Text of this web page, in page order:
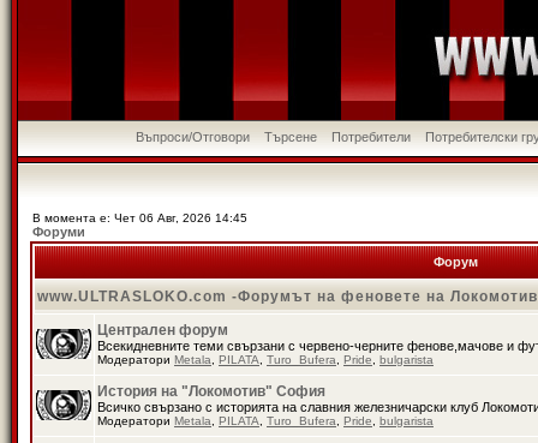
Въпроси/Отговори Търсене Потребители Потребителски
В момента е: Чет 06 Авг, 2026 14:45
Форуми
Форум
www.ULTRASLOKO.com -Форумът на феновете на
Централен форум
Всекидневните теми свързани с червено-черните фенове,мачове и
Модератори Metala PILATA Turo_Bufera Pride bulgarista
История на "Локомотив" София
Всичко свързано с историята на славния железничарски клуб
Модератори Metala PILATA Turo_Bufera Pride bulgarista